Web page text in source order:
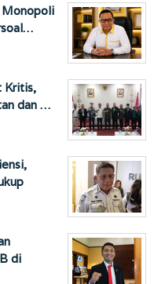
Monopoli
Kritis,
dan …
di